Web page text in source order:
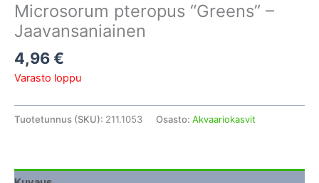
Microsorum pteropus “Greens” –
Jaavansaniainen
4,96€
Varasto loppu
Tuotetunnus (SKU): 211.1053 Osasto: Akvaariokasvit